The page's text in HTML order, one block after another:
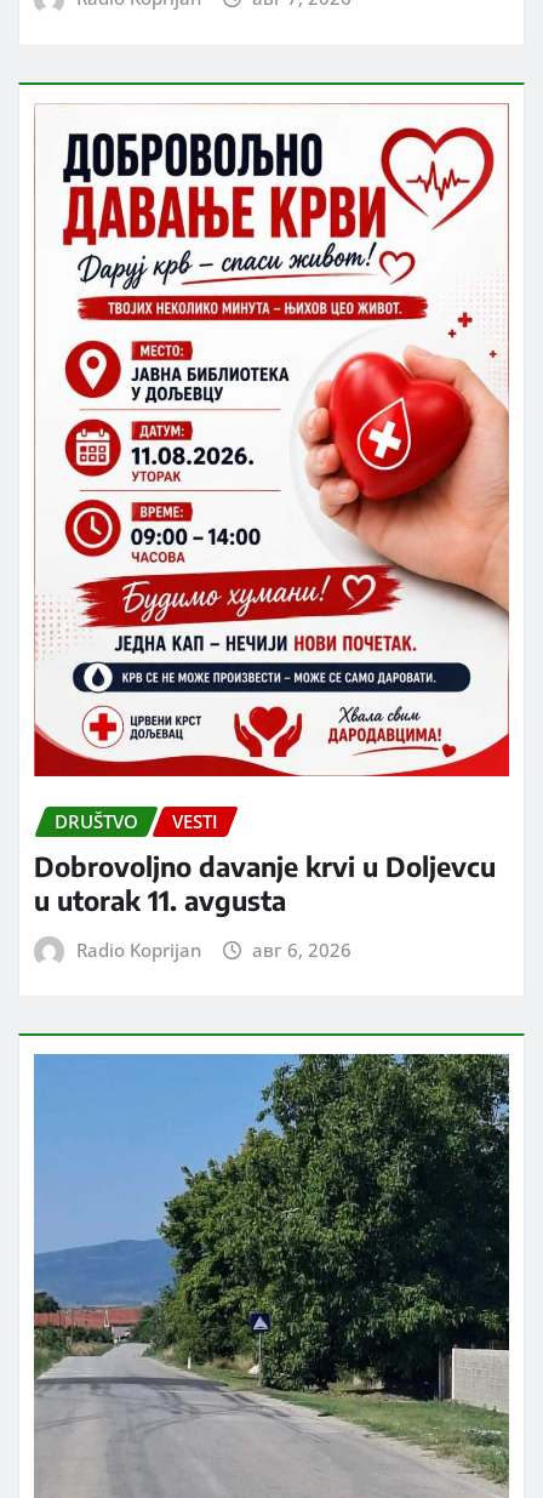
DRUŠTVO VESTI
Dobrovoljno davanje krvi u Doljevcu
u utorak 11. avgusta
Radio Koprijan авг 6, 2026